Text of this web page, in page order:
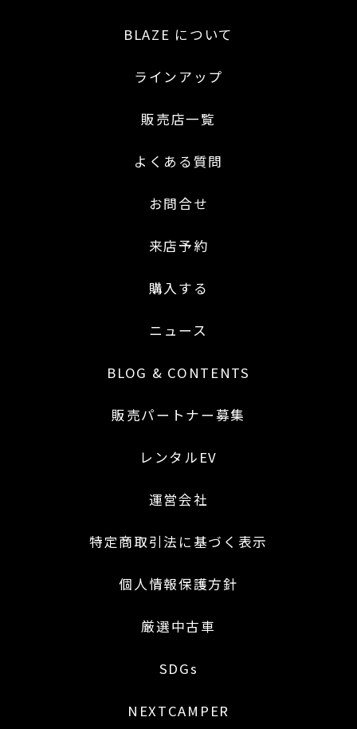
BLAZE について
ラインアップ
販売店一覧
よくある質問
お問合せ
来店予約
購入する
ニュース
BLOG & CONTENTS
販売パートナー募集
レンタルEV
運営会社
特定商取引法に基づく表示
個人情報保護方針
厳選中古車
SDGs
NEXTCAMPER